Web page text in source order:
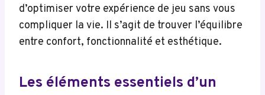
d’optimiser votre expérience de jeu sans vous
compliquer la vie. Il s’agit de trouver l’équilibre
entre confort, fonctionnalité et esthétique.
Les éléments essentiels d’un